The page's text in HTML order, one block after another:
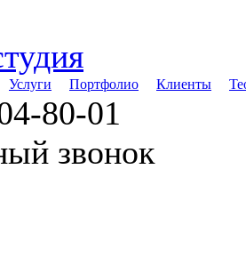
Услуги Портфолио Клиенты
80-01
звонок